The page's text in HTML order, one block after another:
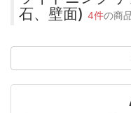
石、壁面) 4件の商